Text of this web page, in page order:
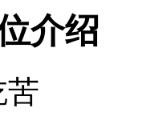
介绍
苦